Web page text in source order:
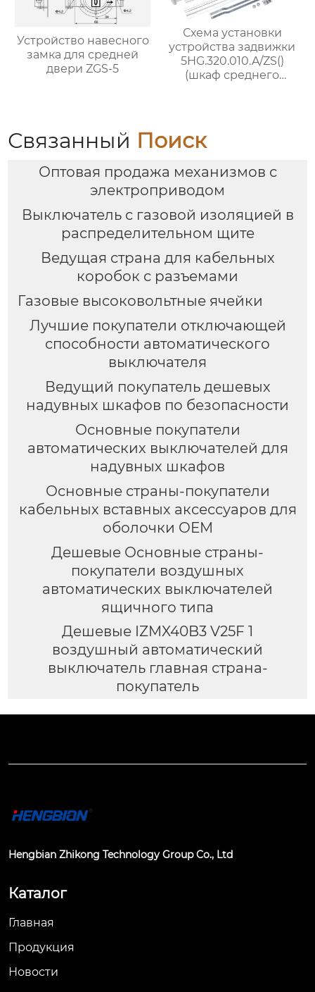
Устройство навесного
замка для средней
двери ZGS-5
Схема установки
устройства задвижки
5HG.320.010.A/ZS()
(шкаф среднего
Связанный Поиск
Оптовая продажа механизмов с
электроприводом
Выключатель с газовой изоляцией в
распределительном щите
Ведущая страна для кабельных
коробок с разъемами
Газовые высоковольтные ячейки
Лучшие покупатели отключающей
способности автоматического
выключателя
Ведущий покупатель дешевых
надувных шкафов по безопасности
Основные покупатели
автоматических выключателей для
надувных шкафов
Основные страны-покупатели
кабельных вставных аксессуаров для
оболочки OEM
Дешевые Основные страны-
покупатели воздушных
автоматических выключателей
ящичного типа
Дешевые IZMX40B3 V25F 1
воздушный автоматический
выключатель главная страна-
покупатель
Hengbian Zhikong Technology Group Co., Ltd
Каталог
Главная
Продукция
Новости